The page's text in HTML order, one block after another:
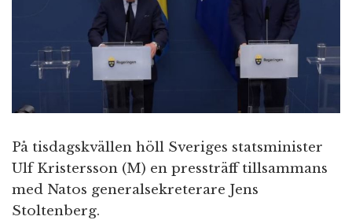
På tisdagskvällen höll Sveriges statsminister
Ulf Kristersson (M) en pressträff tillsammans
med Natos generalsekreterare Jens
Stoltenberg.